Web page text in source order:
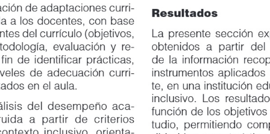
de adaptaciones curri
-
los docentes, con base
del currículo (objetivos,
evaluación y re
-
identificar prácticas,
de adecuación curri
-
en el aula.
del desempeño aca
-
a partir de criterios
inclusivo, orienta
-
Resultados
La presente sección
obtenidos a partir del
de la información
instrumentos aplicados al
te, en una institución
inclusivo. Los resultados
función de los objetivos
tudio, permitiendo